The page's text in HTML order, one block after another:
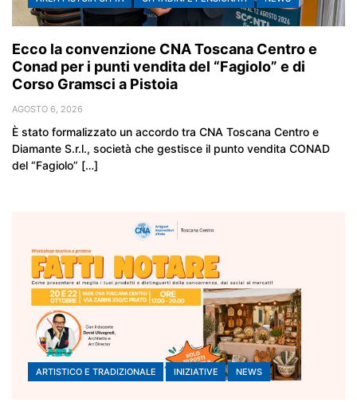
Ecco la convenzione CNA Toscana Centro e
Conad per i punti vendita del “Fagiolo” e di
Corso Gramsci a Pistoia
AGOSTO 6, 2026
È stato formalizzato un accordo tra CNA Toscana Centro e
Diamante S.r.l., società che gestisce il punto vendita CONAD
del “Fagiolo” […]
ARTISTICO E TRADIZIONALE INIZIATIVE NEWS